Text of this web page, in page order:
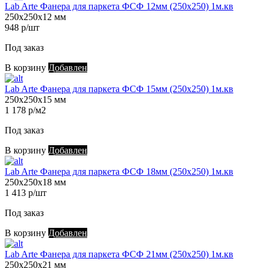
Lab Arte Фанера для паркета ФСФ 12мм (250х250) 1м.кв
250х250х12 мм
948 р/шт
Под заказ
В корзину Добавлен
Lab Arte Фанера для паркета ФСФ 15мм (250х250) 1м.кв
250х250х15 мм
1 178 р/м2
Под заказ
В корзину Добавлен
Lab Arte Фанера для паркета ФСФ 18мм (250х250) 1м.кв
250х250х18 мм
1 413 р/шт
Под заказ
В корзину Добавлен
Lab Arte Фанера для паркета ФСФ 21мм (250х250) 1м.кв
250х250х21 мм